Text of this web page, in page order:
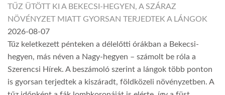
TŰZ ÜTÖTT KI A BEKECSI-HEGYEN, A SZÁRAZ
NÖVÉNYZET MIATT GYORSAN TERJEDTEK A LÁNGOK
2026-08-07
Tűz keletkezett pénteken a délelőtti órákban a Bekecsi-
hegyen, más néven a Nagy-hegyen – számolt be róla a
Szerencsi Hírek. A beszámoló szerint a lángok több ponton
is gyorsan terjedtek a kiszáradt, földközeli növényzetben. A